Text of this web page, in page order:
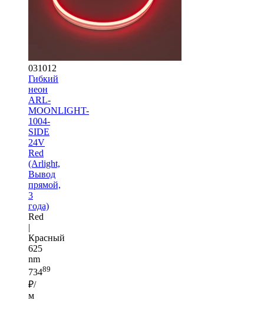
031012
Гибкий
неон
ARL-
MOONLIGHT-
1004-
SIDE
24V
Red
(Arlight,
Вывод
прямой,
3
года)
Red
|
Красный
625
nm
73489
₽/
м